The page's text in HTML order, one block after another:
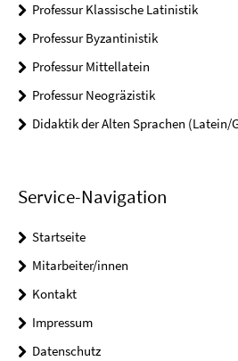
Professur Klassische Latinistik
Professur Byzantinistik
Professur Mittellatein
Professur Neogräzistik
Didaktik der Alten Sprachen (Latein/
Service-Navigation
Startseite
Mitarbeiter/innen
Kontakt
Impressum
Datenschutz